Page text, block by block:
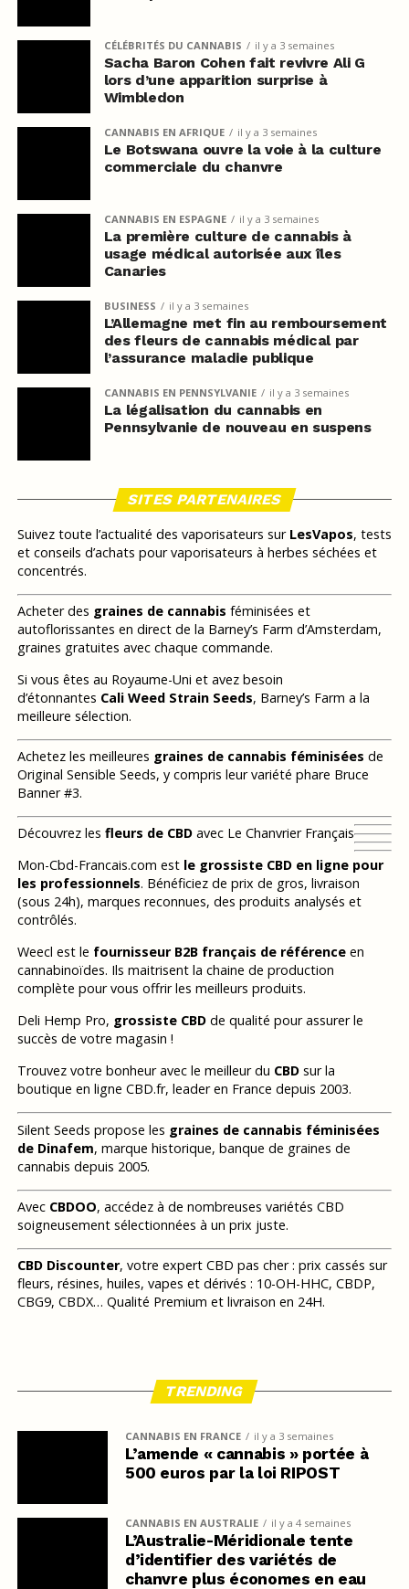
CÉLÉBRITÉS DU CANNABIS il y a 3 semaines
Sacha Baron Cohen fait revivre Ali G
lors d’une apparition surprise à
Wimbledon
CANNABIS EN AFRIQUE il y a 3 semaines
Le Botswana ouvre la voie à la culture
commerciale du chanvre
CANNABIS EN ESPAGNE il y a 3 semaines
La première culture de cannabis à
usage médical autorisée aux îles
Canaries
BUSINESS il y a 3 semaines
L’Allemagne met fin au remboursement
des fleurs de cannabis médical par
l’assurance maladie publique
CANNABIS EN PENNSYLVANIE il y a 3 semaines
La légalisation du cannabis en
Pennsylvanie de nouveau en suspens
SITES PARTENAIRES
Suivez toute l’actualité des vaporisateurs sur LesVapos, tests
et conseils d’achats pour vaporisateurs à herbes séchées et
concentrés.
Acheter des graines de cannabis féminisées et
autoflorissantes en direct de la Barney’s Farm d’Amsterdam,
graines gratuites avec chaque commande.
Si vous êtes au Royaume-Uni et avez besoin
d’étonnantes Cali Weed Strain Seeds, Barney’s Farm a la
meilleure sélection.
Achetez les meilleures graines de cannabis féminisées de
Original Sensible Seeds, y compris leur variété phare Bruce
Banner #3.
Découvrez les fleurs de CBDavec Le Chanvrier Français
Mon-Cbd-Francais.com est le grossiste CBD en ligne pour
les professionnels. Bénéficiez de prix de gros, livraison
(sous 24h), marques reconnues, des produits analysés et
contrôlés.
Weecl est le fournisseur B2B français de référenceen
cannabinoïdes. Ils maitrisent la chaine de production
complète pour vous offrir les meilleurs produits.
Deli Hemp Pro, grossiste CBDde qualité pour assurer le
succès de votre magasin !
Trouvez votre bonheur avec le meilleur du CBDsur la
boutique en ligne CBD.fr, leader en France depuis 2003.
Silent Seeds propose les graines de cannabis féminisées
de Dinafem, marque historique, banque de graines de
cannabis depuis 2005.
Avec CBDOO, accédez à de nombreuses variétés CBD
soigneusement sélectionnées à un prix juste.
CBD Discounter, votre expert CBD pas cher : prix cassés sur
fleurs, résines, huiles, vapes et dérivés : 10-OH-HHC, CBDP,
CBG9, CBDX… Qualité Premium et livraison en 24H.
TRENDING
CANNABIS EN FRANCE il y a 3 semaines
L’amende « cannabis » portée à
500 euros par la loi RIPOST
CANNABIS EN AUSTRALIE il y a 4 semaines
L’Australie-Méridionale tente
d’identifier des variétés de
chanvre plus économes en eau